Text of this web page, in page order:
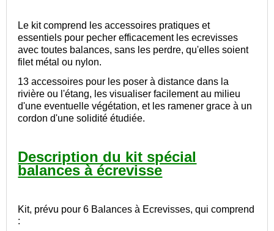
Le kit comprend les accessoires pratiques et
essentiels pour pecher efficacement les ecrevisses
avec toutes balances, sans les perdre, qu'elles soient
filet métal ou nylon.
13 accessoires pour les poser à distance dans la
rivière ou l'étang, les visualiser facilement au milieu
d'une eventuelle végétation, et les ramener grace à un
cordon d'une solidité étudiée.
Description du kit spécial
balances à écrevisse
Kit, prévu pour 6 Balances à Ecrevisses, qui comprend
: